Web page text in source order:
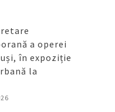
a operei
în expoziție
la